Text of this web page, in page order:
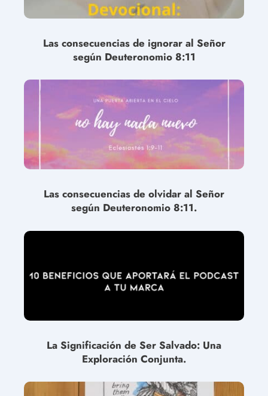
Las consecuencias de ignorar al Señor
según Deuteronomio 8:11
Las consecuencias de olvidar al Señor
según Deuteronomio 8:11.
La Significación de Ser Salvado: Una
Exploración Conjunta.